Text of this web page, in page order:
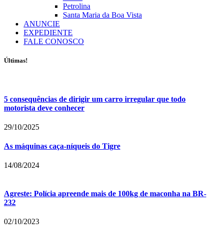
Petrolina
Santa Maria da Boa Vista
ANUNCIE
EXPEDIENTE
FALE CONOSCO
Últimas!
5 consequências de dirigir um carro irregular que todo
motorista deve conhecer
29/10/2025
As máquinas caça-níqueis do Tigre
14/08/2024
Agreste: Polícia apreende mais de 100kg de maconha na BR-
232
02/10/2023